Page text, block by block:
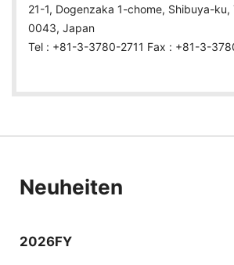
21-1, Dogenzaka 1-chome, Shibuya-
0043, Japan
Tel : +81-3-3780-2711 Fax : +81-3-
Neuheiten
2026FY